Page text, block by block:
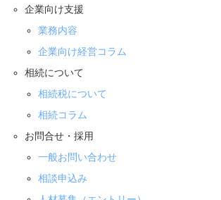
企業向け支援
業務内容
企業向け経営コラム
相続について
相続税について
相続コラム
お問合せ・採用
一般お問い合わせ
相談申込み